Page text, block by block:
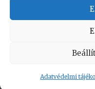
Adatvédelmi
Copyright ©